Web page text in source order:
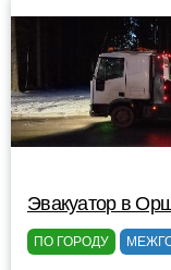
Эвакуатор в
ПО ГОРОДУ